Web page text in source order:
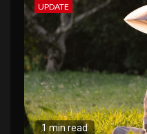
UPDATE
1 min read